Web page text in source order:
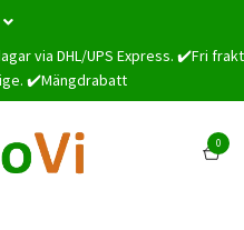
via DHL/UPS Express. ✔️Fri frakt
✔️Mängdrabatt
0